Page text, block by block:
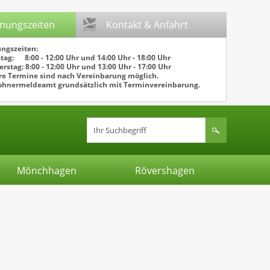
Kontakt & Anfahrt
8:00 - 12:00 Uhr und 14:00 Uhr - 18:00 Uhr
8:00 - 12:00 Uhr und 13:00 Uhr - 17:00 Uhr
Termine sind nach Vereinbarung möglich.
grundsätzlich mit Terminvereinbarung.
Mönchhagen Rövershagen